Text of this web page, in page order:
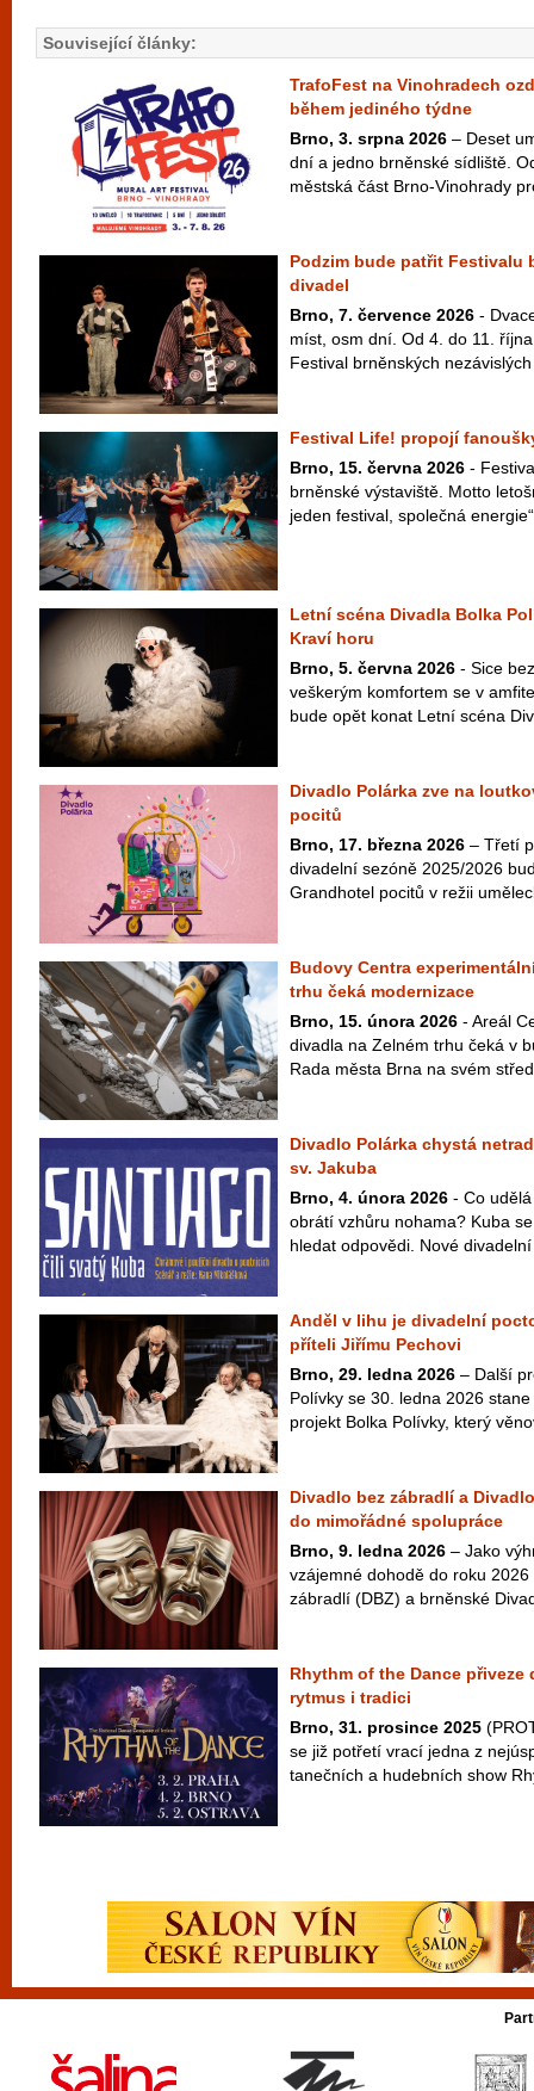
Související články:
TrafoFest na Vinohradech
během jediného týdne
Brno, 3. srpna 2026 – Deset
dní a jedno brněnské sídliště.
městská část Brno-Vinohrady
Podzim bude patřit Festivalu
divadel
Brno, 7. července 2026 -
míst, osm dní. Od 4. do 11.
Festival brněnských
Festival Life! propojí
Brno, 15. června 2026 -
brněnské výstaviště. Motto
jeden festival, společná
Letní scéna Divadla Bolka
Kraví horu
Brno, 5. června 2026 - Sice
veškerým komfortem se v
bude opět konat Letní scéna
Divadlo Polárka zve na
pocitů
Brno, 17. března 2026 – Třetí
divadelní sezóně 2025/2026
Grandhotel pocitů v režii
Budovy Centra
trhu čeká modernizace
Brno, 15. února 2026 - Areál
divadla na Zelném trhu čeká v
Rada města Brna na svém
Divadlo Polárka chystá
sv. Jakuba
Brno, 4. února 2026 - Co
obrátí vzhůru nohama? Kuba
hledat odpovědi. Nové
Anděl v lihu je divadelní
příteli Jiřímu Pechovi
Brno, 29. ledna 2026 – Další
Polívky se 30. ledna 2026
projekt Bolka Polívky, který
Divadlo bez zábradlí a
do mimořádné spolupráce
Brno, 9. ledna 2026 – Jako
vzájemné dohodě do roku
zábradlí (DBZ) a brněnské
Rhythm of the Dance přiveze
rytmus i tradici
Brno, 31. prosince 2025
se již potřetí vrací jedna z
tanečních a hudebních show